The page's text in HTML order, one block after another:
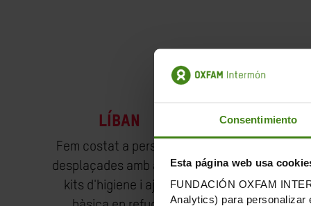
Consentimiento
Esta página web usa
FUNDACIÓN OXFAM
Analytics) para personalizar
Juntament amb les
Líban
Fem costat a persones
desplaçades amb aigua,
kits d'higiene i ajuda
Síria
i suport
famílies que